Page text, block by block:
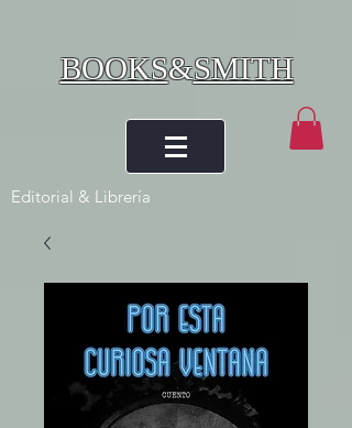
BOOKS&SMITH
Editorial & Librería